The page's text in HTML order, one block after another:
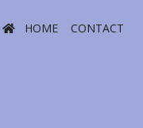
HOME CONTACT